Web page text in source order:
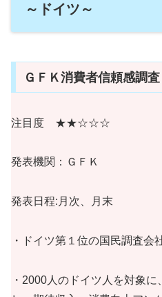
～ドイツ～
ＧＦＫ消費者信頼感調査
注目度 ★★☆☆☆
発表機関：ＧＦＫ
発表日程:月次、月末
・ドイツ第１位の国民調査会
・2000人のドイツ人を対象